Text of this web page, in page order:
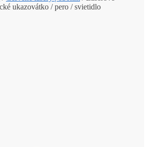
ukazovátko / pero / svietidlo